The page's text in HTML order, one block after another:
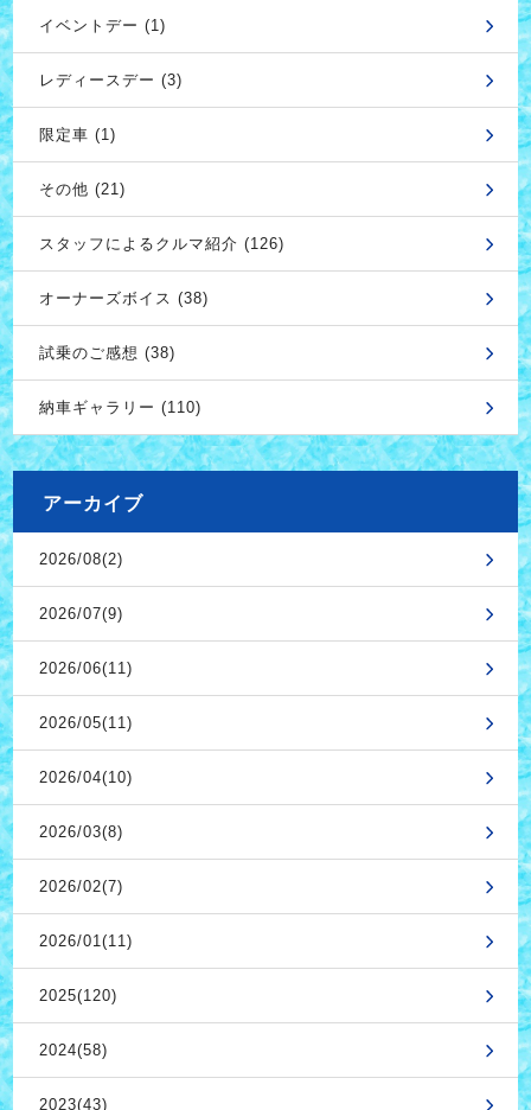
イベントデー (1)
レディースデー (3)
限定車 (1)
その他 (21)
スタッフによるクルマ紹介 (126)
オーナーズボイス (38)
試乗のご感想 (38)
納車ギャラリー (110)
アーカイブ
2026/08(2)
2026/07(9)
2026/06(11)
2026/05(11)
2026/04(10)
2026/03(8)
2026/02(7)
2026/01(11)
2025(120)
2024(58)
2023(43)